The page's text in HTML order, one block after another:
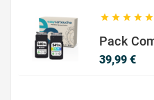
    
39,99 €Prix